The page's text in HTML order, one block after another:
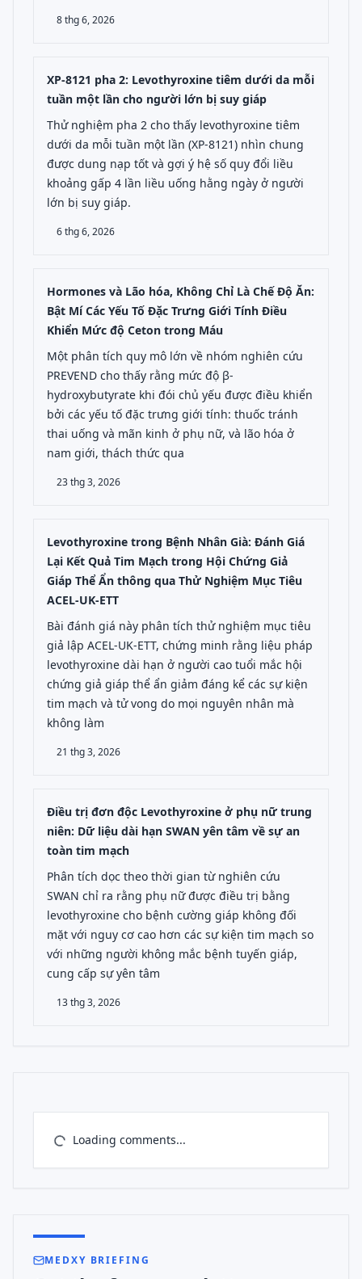
8 thg 6, 2026
XP-8121 pha 2: Levothyroxine tiêm dưới da mỗi
tuần một lần cho người lớn bị suy giáp
Thử nghiệm pha 2 cho thấy levothyroxine tiêm
dưới da mỗi tuần một lần (XP-8121) nhìn chung
được dung nạp tốt và gợi ý hệ số quy đổi liều
khoảng gấp 4 lần liều uống hằng ngày ở người
lớn bị suy giáp.
6 thg 6, 2026
Hormones và Lão hóa, Không Chỉ Là Chế Độ Ăn:
Bật Mí Các Yếu Tố Đặc Trưng Giới Tính Điều
Khiển Mức độ Ceton trong Máu
Một phân tích quy mô lớn về nhóm nghiên cứu
PREVEND cho thấy rằng mức độ β-
hydroxybutyrate khi đói chủ yếu được điều khiển
bởi các yếu tố đặc trưng giới tính: thuốc tránh
thai uống và mãn kinh ở phụ nữ, và lão hóa ở
nam giới, thách thức qua
23 thg 3, 2026
Levothyroxine trong Bệnh Nhân Già: Đánh Giá
Lại Kết Quả Tim Mạch trong Hội Chứng Giả
Giáp Thể Ẩn thông qua Thử Nghiệm Mục Tiêu
ACEL-UK-ETT
Bài đánh giá này phân tích thử nghiệm mục tiêu
giả lập ACEL-UK-ETT, chứng minh rằng liệu pháp
levothyroxine dài hạn ở người cao tuổi mắc hội
chứng giả giáp thể ẩn giảm đáng kể các sự kiện
tim mạch và tử vong do mọi nguyên nhân mà
không làm
21 thg 3, 2026
Điều trị đơn độc Levothyroxine ở phụ nữ trung
niên: Dữ liệu dài hạn SWAN yên tâm về sự an
toàn tim mạch
Phân tích dọc theo thời gian từ nghiên cứu
SWAN chỉ ra rằng phụ nữ được điều trị bằng
levothyroxine cho bệnh cường giáp không đối
mặt với nguy cơ cao hơn các sự kiện tim mạch so
với những người không mắc bệnh tuyến giáp,
cung cấp sự yên tâm
13 thg 3, 2026
Loading comments...
MEDXY BRIEFING